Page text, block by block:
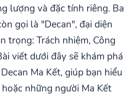
lượng và đặc tính riêng. Ba
gọi là "Decan", đại diện
trọng: Trách nhiệm, Công
viết dưới đây sẽ khám phá
Ma Kết, giúp bạn hiểu
những người Ma Kết